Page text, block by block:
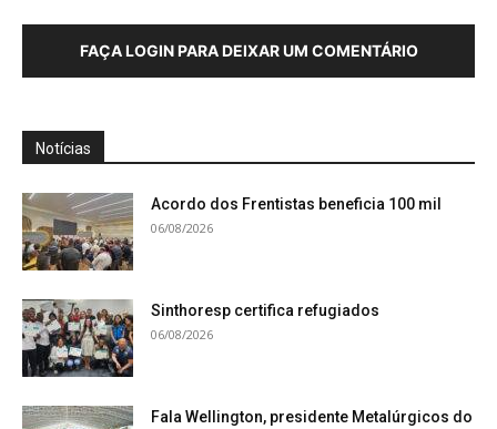
FAÇA LOGIN PARA DEIXAR UM COMENTÁRIO
Notícias
Acordo dos Frentistas beneficia 100 mil
06/08/2026
Sinthoresp certifica refugiados
06/08/2026
Fala Wellington, presidente Metalúrgicos do